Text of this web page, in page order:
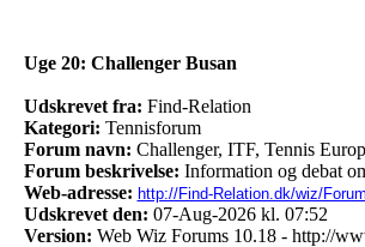
Uge 20: Challenger Busan
Udskrevet fra: Find-Relation
Kategori: Tennisforum
Forum navn: Challenger, ITF, Tennis
Forum beskrivelse: Information og debat
Web-adresse: http://Find-Relation.dk/wiz/
Udskrevet den: 07-Aug-2026 kl. 07:52
Version: Web Wiz Forums 10.18 - http://